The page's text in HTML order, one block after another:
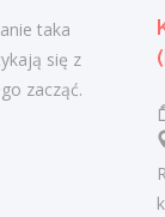
Opis
dzisiaj
taka
się z
zacząć.